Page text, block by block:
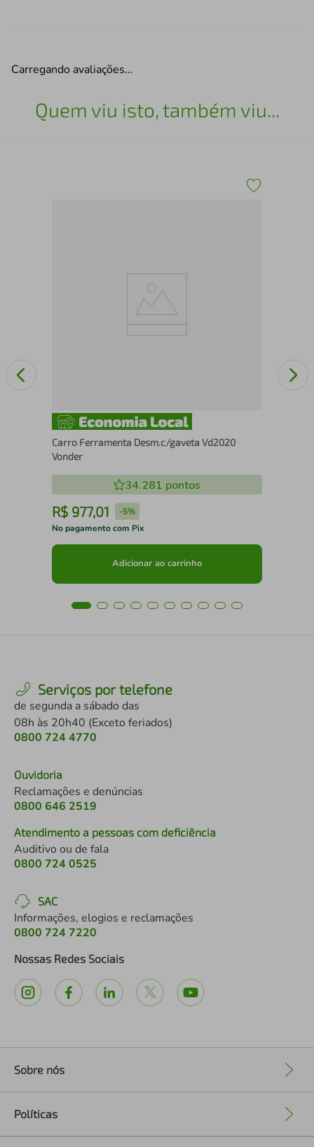
Carregando avaliações…
Quem viu isto, também viu...
Carro Ferramenta Desm.c/gaveta Vd2020
Vonder
34.281 pontos
R$ 977,01 -5%
No pagamento com Pix
Adicionar ao carrinho
Serviços por telefone
de segunda a sábado das
08h às 20h40 (Exceto feriados)
0800 724 4770
Ouvidoria
Reclamações e denúncias
0800 646 2519
Atendimento a pessoas com deficiência
Auditivo ou de fala
0800 724 0525
SAC
Informações, elogios e reclamações
0800 724 7220
Nossas Redes Sociais
Sobre nós
Políticas